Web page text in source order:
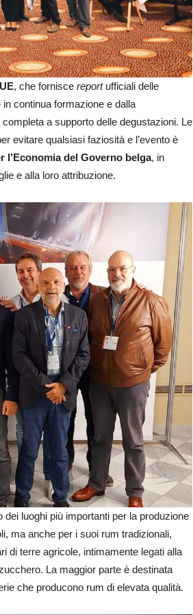
, che fornisce reportufficiali delle
continua formazione e dalla
a supporto delle degustazioni. Le
evitare qualsiasi faziosità e l’evento è
l’Economia del Governo belga, in
e alla loro attribuzione.
dei luoghi più importanti per la produzione
ma anche per i suoi rum tradizionali,
di terre agricole, intimamente legati alla
La maggior parte è destinata
che producono rum di elevata qualità.